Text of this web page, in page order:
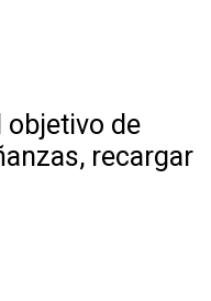
objetivo de
recargar